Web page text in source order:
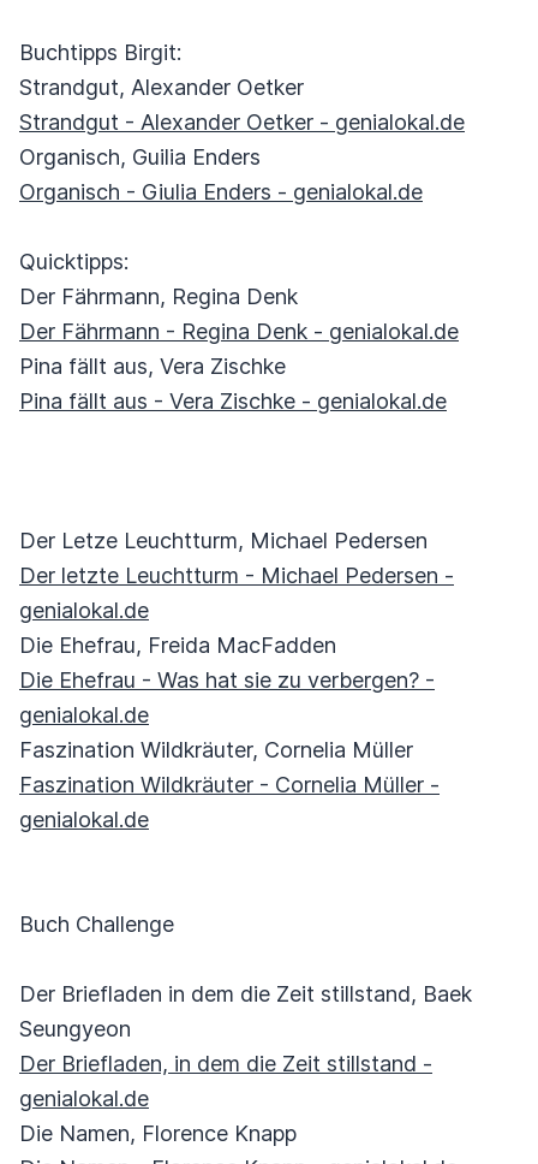
Buchtipps Birgit:
Strandgut, Alexander Oetker
Strandgut - Alexander Oetker - genialokal.de
Organisch, Guilia Enders
Organisch - Giulia Enders - genialokal.de
Quicktipps:
Der Fährmann, Regina Denk
Der Fährmann - Regina Denk - genialokal.de
Pina fällt aus, Vera Zischke
Pina fällt aus - Vera Zischke - genialokal.de
Der Letze Leuchtturm, Michael Pedersen
Der letzte Leuchtturm - Michael Pedersen -
genialokal.de
Die Ehefrau, Freida MacFadden
Die Ehefrau - Was hat sie zu verbergen? -
genialokal.de
Faszination Wildkräuter, Cornelia Müller
Faszination Wildkräuter - Cornelia Müller -
genialokal.de
Buch Challenge
Der Briefladen in dem die Zeit stillstand, Baek
Seungyeon
Der Briefladen, in dem die Zeit stillstand -
genialokal.de
Die Namen, Florence Knapp